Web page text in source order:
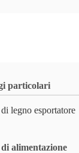
particolari
legno esportatore
alimentazione